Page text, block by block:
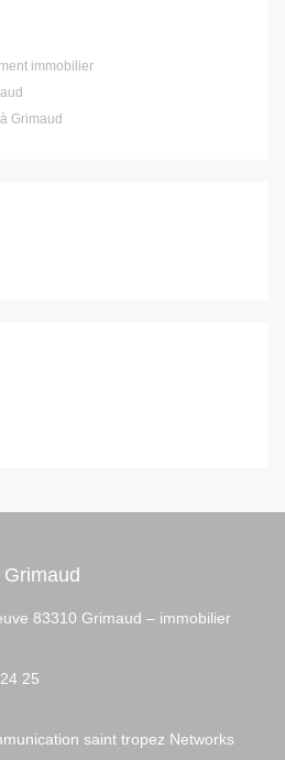
immobilier
Grimaud
83310 Grimaud – immobilier
25
saint tropez Networks